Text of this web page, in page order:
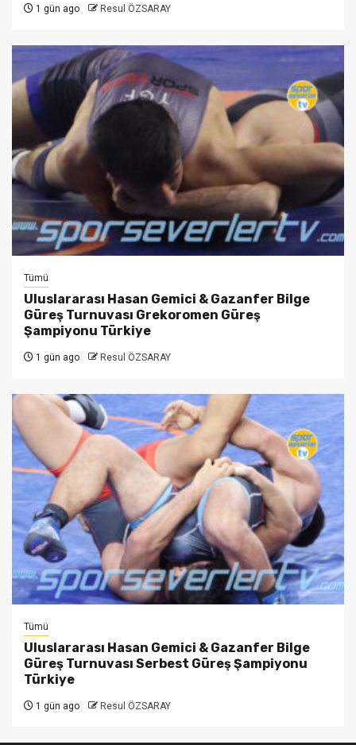
1 gün ago Resul ÖZSARAY
Tümü
Uluslararası Hasan Gemici & Gazanfer Bilge
Güreş Turnuvası Grekoromen Güreş
Şampiyonu Türkiye
1 gün ago Resul ÖZSARAY
Tümü
Uluslararası Hasan Gemici & Gazanfer Bilge
Güreş Turnuvası Serbest Güreş Şampiyonu
Türkiye
1 gün ago Resul ÖZSARAY